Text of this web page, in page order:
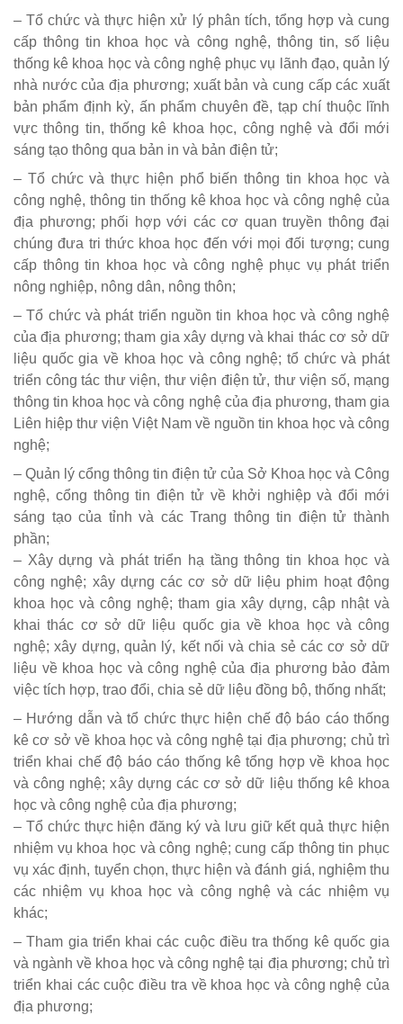
– Tổ chức và thực hiện xử lý phân tích, tổng hợp và cung
cấp thông tin khoa học và công nghệ, thông tin, số liệu
thống kê khoa học và công nghệ phục vụ lãnh đạo, quản lý
nhà nước của địa phương; xuất bản và cung cấp các xuất
bản phẩm định kỳ, ấn phẩm chuyên đề, tạp chí thuộc lĩnh
vực thông tin, thống kê khoa học, công nghệ và đổi mới
sáng tạo thông qua bản in và bản điện tử;
– Tổ chức và thực hiện phổ biến thông tin khoa học và
công nghệ, thông tin thống kê khoa học và công nghệ của
địa phương; phối hợp với các cơ quan truyền thông đại
chúng đưa tri thức khoa học đến với mọi đối tượng; cung
cấp thông tin khoa học và công nghệ phục vụ phát triển
nông nghiệp, nông dân, nông thôn;
– Tổ chức và phát triển nguồn tin khoa học và công nghệ
của địa phương; tham gia xây dựng và khai thác cơ sở dữ
liệu quốc gia về khoa học và công nghệ; tổ chức và phát
triển công tác thư viện, thư viện điện tử, thư viện số, mạng
thông tin khoa học và công nghệ của địa phương, tham gia
Liên hiệp thư viện Việt Nam về nguồn tin khoa học và công
nghệ;
– Quản lý cổng thông tin điện tử của Sở Khoa học và Công
nghệ, cổng thông tin điện tử về khởi nghiệp và đổi mới
sáng tạo của tỉnh và các Trang thông tin điện tử thành
phần;
– Xây dựng và phát triển hạ tầng thông tin khoa học và
công nghệ; xây dựng các cơ sở dữ liệu phim hoạt động
khoa học và công nghệ; tham gia xây dựng, cập nhật và
khai thác cơ sở dữ liệu quốc gia về khoa học và công
nghệ; xây dựng, quản lý, kết nối và chia sẻ các cơ sở dữ
liệu về khoa học và công nghệ của địa phương bảo đảm
việc tích hợp, trao đổi, chia sẻ dữ liệu đồng bộ, thống nhất;
– Hướng dẫn và tổ chức thực hiện chế độ báo cáo thống
kê cơ sở về khoa học và công nghệ tại địa phương; chủ trì
triển khai chế độ báo cáo thống kê tổng hợp về khoa học
và công nghệ; xây dựng các cơ sở dữ liệu thống kê khoa
học và công nghệ của địa phương;
– Tổ chức thực hiện đăng ký và lưu giữ kết quả thực hiện
nhiệm vụ khoa học và công nghệ; cung cấp thông tin phục
vụ xác định, tuyển chọn, thực hiện và đánh giá, nghiệm thu
các nhiệm vụ khoa học và công nghệ và các nhiệm vụ
khác;
– Tham gia triển khai các cuộc điều tra thống kê quốc gia
và ngành về khoa học và công nghệ tại địa phương; chủ trì
triển khai các cuộc điều tra về khoa học và công nghệ của
địa phương;